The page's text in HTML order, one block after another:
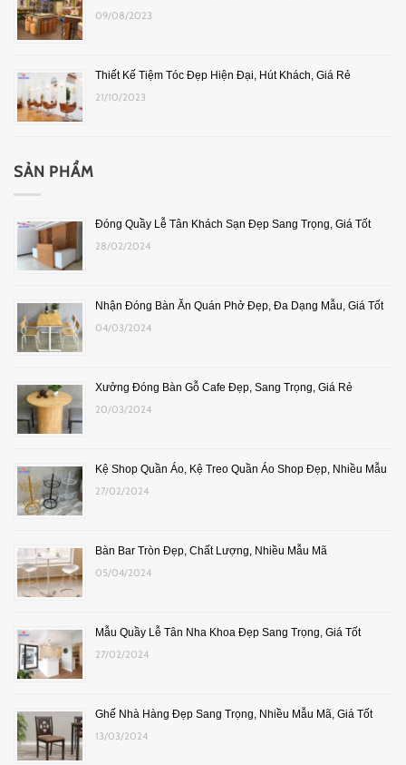
09/08/2023
Thiết Kế Tiệm Tóc Đẹp Hiện Đại, Hút Khách, Giá Rẻ
21/10/2023
SẢN PHẨM
Đóng Quầy Lễ Tân Khách Sạn Đẹp Sang Trọng, Giá Tốt
28/02/2024
Nhận Đóng Bàn Ăn Quán Phở Đẹp, Đa Dạng Mẫu, Giá Tốt
04/03/2024
Xưởng Đóng Bàn Gỗ Cafe Đẹp, Sang Trọng, Giá Rẻ
20/03/2024
Kệ Shop Quần Áo, Kệ Treo Quần Áo Shop Đẹp, Nhiều Mẫu
27/02/2024
Bàn Bar Tròn Đẹp, Chất Lượng, Nhiều Mẫu Mã
05/04/2024
Mẫu Quầy Lễ Tân Nha Khoa Đẹp Sang Trọng, Giá Tốt
27/02/2024
Ghế Nhà Hàng Đẹp Sang Trọng, Nhiều Mẫu Mã, Giá Tốt
13/03/2024